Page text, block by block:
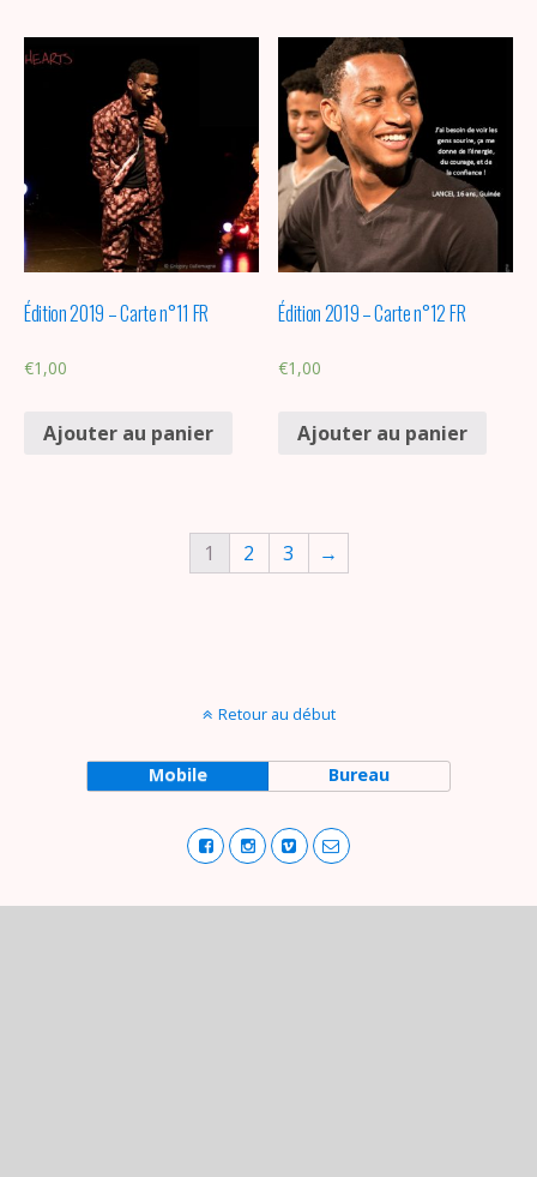
Édition 2019 – Carte n°11 FR
€1,00
Ajouter au panier
Édition 2019 – Carte n°12 FR
€1,00
Ajouter au panier
1 2 3 →
Retour au début
Mobile Bureau